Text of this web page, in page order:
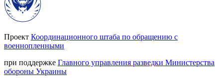
Проект Координационного штаба по обращению с
военнопленными
при поддержке Главного управления разведки Министерства
обороны Украины